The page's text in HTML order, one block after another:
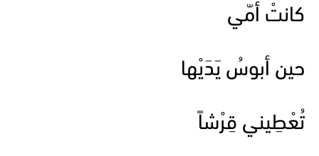
كانتْ أُمّي
حين أبوسُ يَدَيْها
تُعْطِيني قِرْشاً